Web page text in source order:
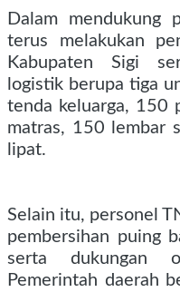
Dalam mendukung
terus melakukan
Kabupaten Sigi
logistik berupa tiga
tenda keluarga, 150
matras, 150 lembar
lipat.
Selain itu, personel
pembersihan puing
serta dukungan
Pemerintah daerah